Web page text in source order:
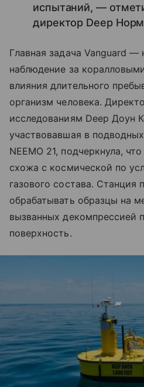
испытаний, —
директор Deep
Главная задача Vanguard —
наблюдение за
влияния длительного
организм человека.
исследованиям Deep Доун
участвовавшая в
NEEMO 21, подчеркнула,
схожа с космической по
газового состава. Станция
обрабатывать образцы на
вызванных декомпрессией
поверхность.